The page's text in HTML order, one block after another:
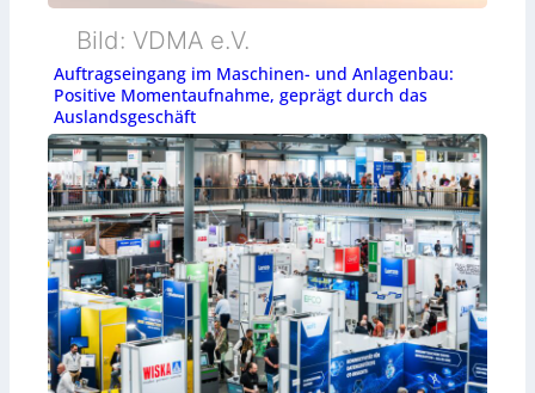
Bild: VDMA e.V.
Auftragseingang im Maschinen- und Anlagenbau:
Positive Momentaufnahme, geprägt durch das
Auslandsgeschäft